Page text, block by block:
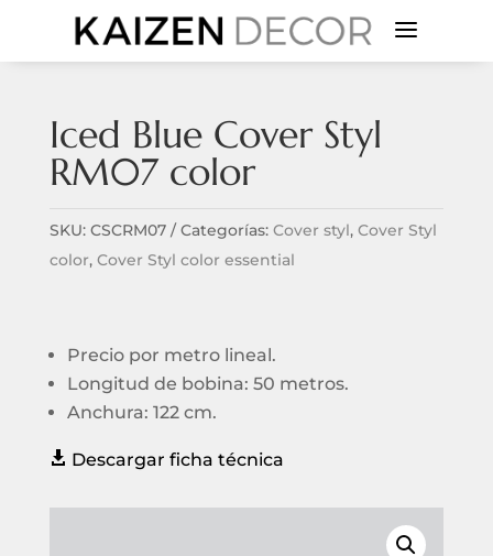
a
Iced Blue Cover Styl
RM07 color
SKU: CSCRM07 Categorías: Cover styl, Cover Styl
color, Cover Styl color essential
Precio por metro lineal.
Longitud de bobina: 50 metros.
Anchura: 122 cm.
 Descargar ficha técnica